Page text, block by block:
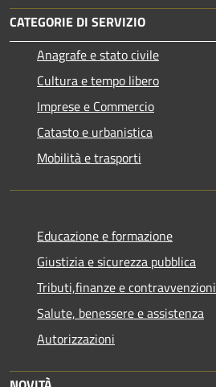
CATEGORIE DI SERVIZIO
Anagrafe e stato civile
Cultura e tempo libero
Imprese e Commercio
Catasto e urbanistica
Mobilità e trasporti
Educazione e formazione
Giustizia e sicurezza pubblica
Tributi,finanze e contravvenzioni
Salute, benessere e assistenza
Autorizzazioni